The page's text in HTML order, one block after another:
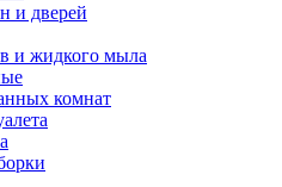
и дверей
и жидкого мыла
комнат